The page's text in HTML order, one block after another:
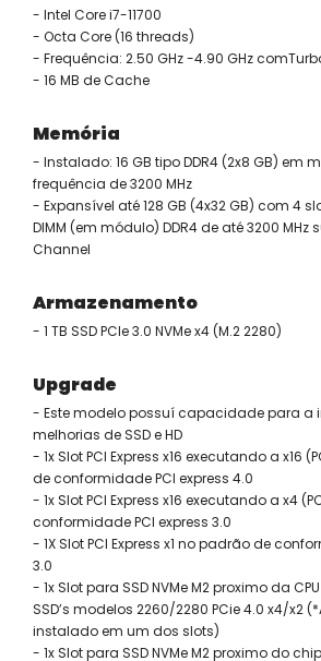
- Intel Core i7-11700
- Octa Core (16 threads)
- Frequência: 2.50 GHz -4.90 GHz
- 16 MB de Cache
Memória
- Instalado: 16 GB tipo DDR4 (2x8 GB) em
frequência de 3200 MHz
- Expansível até 128 GB (4x32 GB) com 4
DIMM (em módulo) DDR4 de até 3200 MHz
Channel
Armazenamento
- 1 TB SSD PCIe 3.0 NVMe x4 (M.2 2280)
Upgrade
- Este modelo possuí capacidade para a
melhorias de SSD e HD
- 1x Slot PCI Express x16 executando a x16
de conformidade PCI express 4.0
- 1x Slot PCI Express x16 executando a x4
conformidade PCI express 3.0
- 1X Slot PCI Express x1 no padrão de
3.0
- 1x Slot para SSD NVMe M2 proximo da
SSD’s modelos 2260/2280 PCie 4.0 x4/x2
instalado em um dos slots)
- 1x Slot para SSD NVMe M2 proximo do